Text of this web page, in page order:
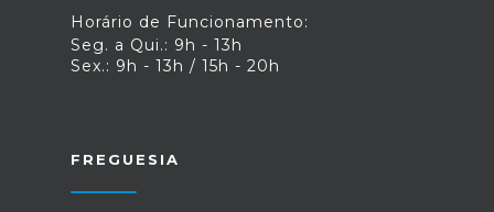
Horário de Funcionamento:
Seg. a Qui.: 9h - 13h
Sex.: 9h - 13h / 15h - 20h
FREGUESIA